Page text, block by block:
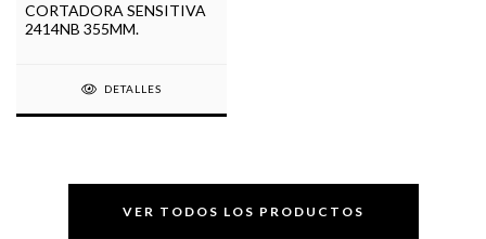
CORTADORA SENSITIVA
2414NB 355MM.
DETALLES
VER TODOS LOS PRODUCTOS